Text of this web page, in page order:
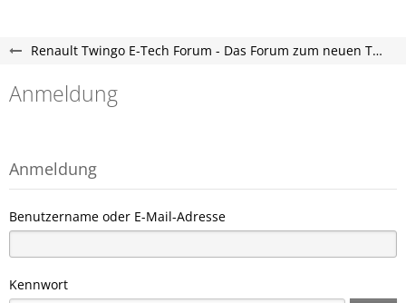
Renault Twingo E-Tech Forum - Das Forum zum neuen Twingo ab 2025
Anmeldung
Anmeldung
Benutzername oder E-Mail-Adresse
Kennwort